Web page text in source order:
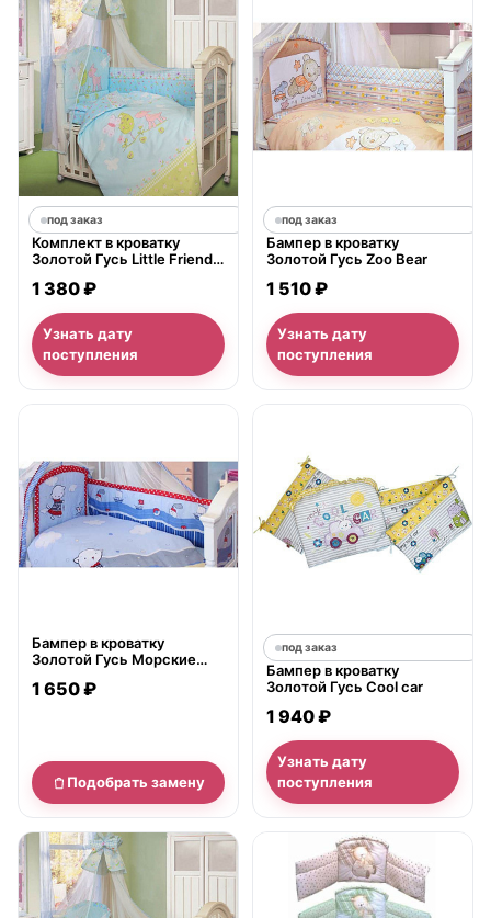
под заказ
Комплект в кроватку
Золотой Гусь Little Friend 3
1 380 ₽
Узнать дату
поступления
под заказ
Бампер в кроватку
Золотой Гусь Zoo Bear
1 510 ₽
Узнать дату
поступления
Бампер в кроватку
Золотой Гусь Морские
1 650 ₽
Подобрать замену
под заказ
Бампер в кроватку
Золотой Гусь Cool car
1 940 ₽
Узнать дату
поступления